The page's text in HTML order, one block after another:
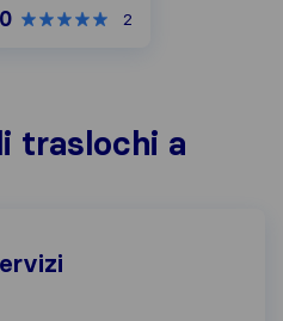
2
traslochi a